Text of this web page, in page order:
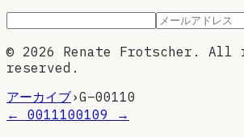
© 2026 Renate Frotscher. All
reserved.
アーカイブ›G–00110
← 0011100109 →